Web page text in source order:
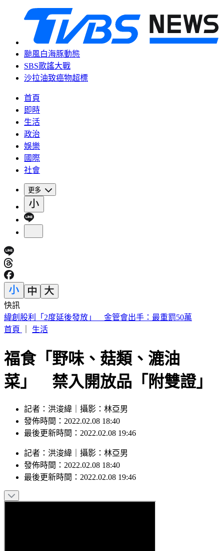
颱風白海豚動態
SBS歌謠大戰
沙拉油致癌物超標
首頁
即時
生活
政治
娛樂
國際
社會
更多
快訊
砍Gmail神功能 2027年起停止支援第三方帳號收寄信
首頁
生活
福食「野味、菇類、漉油
菜」 禁入開放品「附雙證」
記者：洪浚緯｜攝影：林亞男
發佈時間：2022.02.08 18:40
最後更新時間：2022.02.08 19:46
記者 ： 洪浚緯 攝影 ： 林亞男
發佈時間： 2022.02.08 18:40
最後更新時間： 2022.02.08 19:46